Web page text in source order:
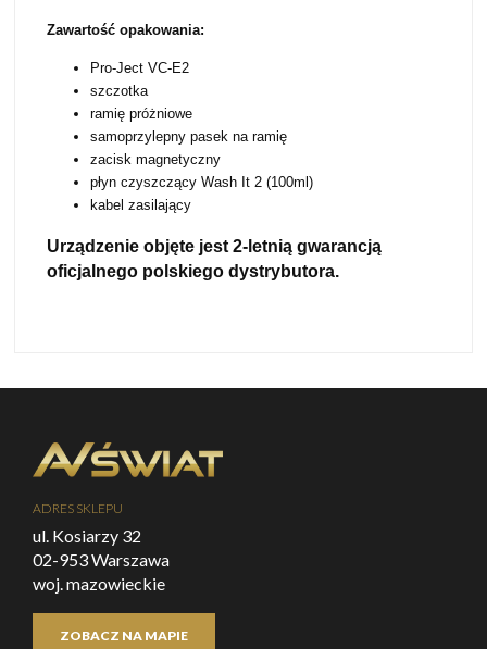
Zawartość opakowania:
Pro-Ject VC-E2
szczotka
ramię próżniowe
samoprzylepny pasek na ramię
zacisk magnetyczny
płyn czyszczący Wash It 2 (100ml)
kabel zasilający
Urządzenie objęte jest 2-letnią gwarancją
oficjalnego polskiego dystrybutora.
ADRES SKLEPU
ul. Kosiarzy 32
02-953 Warszawa
woj. mazowieckie
ZOBACZ NA MAPIE